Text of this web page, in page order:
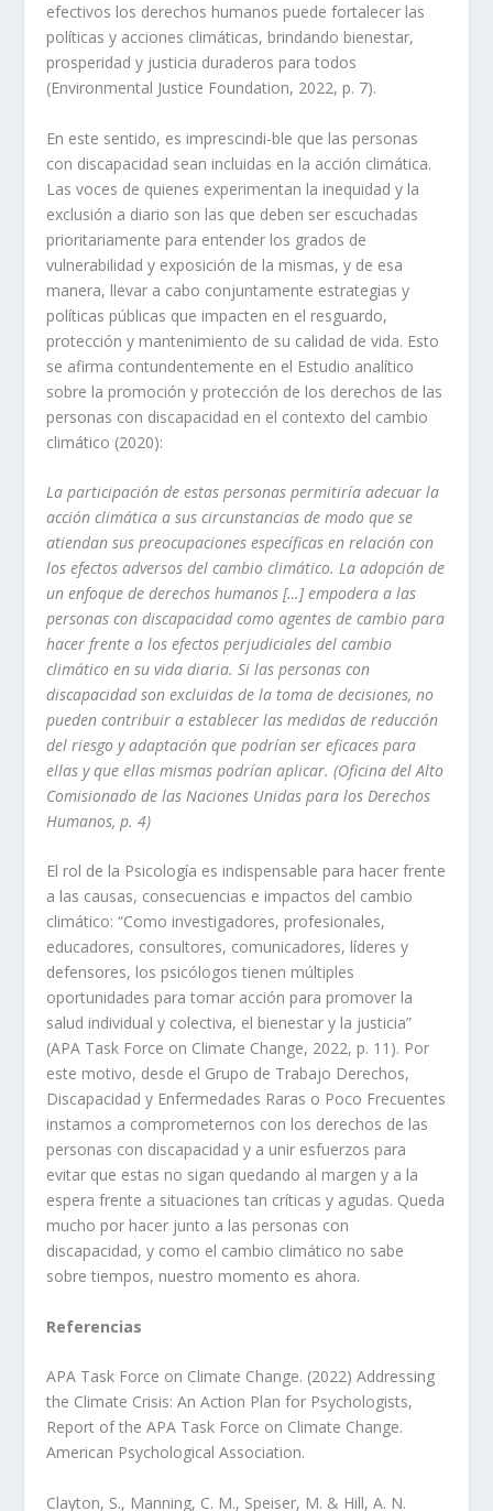
efectivos los derechos humanos puede fortalecer las
políticas y acciones climáticas, brindando bienestar,
prosperidad y justicia duraderos para todos
(Environmental Justice Foundation, 2022, p. 7).
En este sentido, es imprescindi-ble que las personas
con discapacidad sean incluidas en la acción climática.
Las voces de quienes experimentan la inequidad y la
exclusión a diario son las que deben ser escuchadas
prioritariamente para entender los grados de
vulnerabilidad y exposición de la mismas, y de esa
manera, llevar a cabo conjuntamente estrategias y
políticas públicas que impacten en el resguardo,
protección y mantenimiento de su calidad de vida. Esto
se afirma contundentemente en el Estudio analítico
sobre la promoción y protección de los derechos de las
personas con discapacidad en el contexto del cambio
climático (2020):
La participación de estas personas permitiría adecuar la
acción climática a sus circunstancias de modo que se
atiendan sus preocupaciones específicas en relación con
los efectos adversos del cambio climático. La adopción de
un enfoque de derechos humanos […] empodera a las
personas con discapacidad como agentes de cambio para
hacer frente a los efectos perjudiciales del cambio
climático en su vida diaria. Si las personas con
discapacidad son excluidas de la toma de decisiones, no
pueden contribuir a establecer las medidas de reducción
del riesgo y adaptación que podrían ser eficaces para
ellas y que ellas mismas podrían aplicar. (Oficina del Alto
Comisionado de las Naciones Unidas para los Derechos
Humanos, p. 4)
El rol de la Psicología es indispensable para hacer frente
a las causas, consecuencias e impactos del cambio
climático: “Como investigadores, profesionales,
educadores, consultores, comunicadores, líderes y
defensores, los psicólogos tienen múltiples
oportunidades para tomar acción para promover la
salud individual y colectiva, el bienestar y la justicia”
(APA Task Force on Climate Change, 2022, p. 11). Por
este motivo, desde el Grupo de Trabajo Derechos,
Discapacidad y Enfermedades Raras o Poco Frecuentes
instamos a comprometernos con los derechos de las
personas con discapacidad y a unir esfuerzos para
evitar que estas no sigan quedando al margen y a la
espera frente a situaciones tan críticas y agudas. Queda
mucho por hacer junto a las personas con
discapacidad, y como el cambio climático no sabe
sobre tiempos, nuestro momento es ahora.
Referencias
APA Task Force on Climate Change. (2022) Addressing
the Climate Crisis: An Action Plan for Psychologists,
Report of the APA Task Force on Climate Change.
American Psychological Association.
Clayton, S., Manning, C. M., Speiser, M. & Hill, A. N.